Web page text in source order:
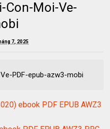
Con-Moi-Ve-
7, 2025
PDF-epub-azw3-mobi
ebook PDF EPUB AWZ3